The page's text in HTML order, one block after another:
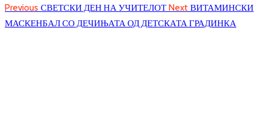
Previous СВЕТСКИ ДЕН НА УЧИТЕЛОТ Next ВИТАМИНСКИ
МАСКЕНБАЛ СО ДЕЧИЊАТА ОД ДЕТСКАТА ГРАДИНКА